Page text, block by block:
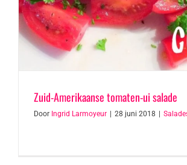
Zuid-Amerikaanse tomaten-ui salade
Door Ingrid Larmoyeur 28 juni 2018